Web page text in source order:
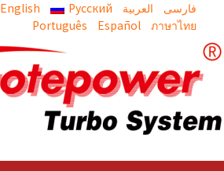
English Русский العربية
Português
Español ภาษาไทย